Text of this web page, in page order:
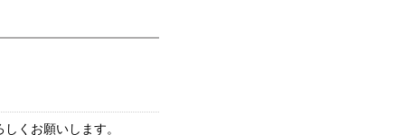
くお願いします。